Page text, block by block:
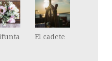
El cadete